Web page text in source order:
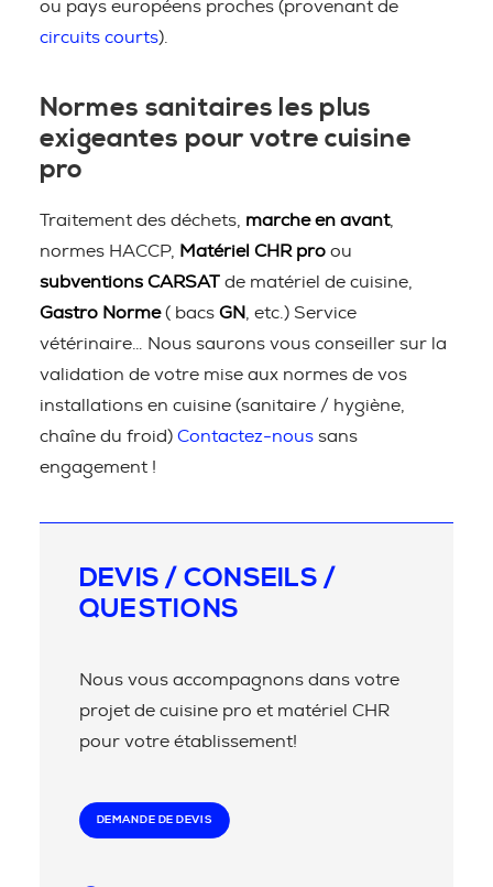
ou pays européens proches (provenant de
circuits courts).
Normes sanitaires les plus
exigeantes pour votre cuisine
pro
Traitement des déchets, marche en avant,
normes HACCP,
Matériel CHR pro ou
subventions CARSAT de matériel de cuisine,
Gastro Norme( bacs GN
, etc.) Service
vétérinaire… Nous saurons vous conseiller sur la
validation de votre mise aux normes de vos
installations en cuisine (sanitaire / hygiène,
chaîne du froid) Contactez-nous sans
engagement !
DEVIS / CONSEILS /
QUESTIONS
Nous vous accompagnons dans votre
projet de cuisine pro et matériel CHR
pour votre établissement!
DEMANDE DE DEVIS